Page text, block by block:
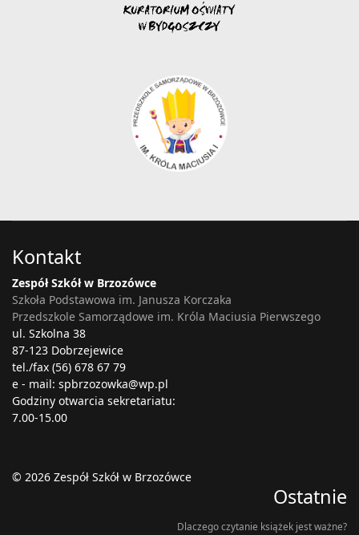
Kontakt
Zespół Szkół w Brzozówce
Szkoła Podstawowa im. Janusza Korczaka
Przedszkole Samorządowe im. Króla Maciusia Pierwszego
ul. Szkolna 38
87-123 Dobrzejewice
tel./fax (56) 678 67 79
e - mail: spbrzozowka@wp.pl
Godziny otwarcia sekretariatu:
7.00-15.00
© 2026 Zespół Szkół w Brzozówce
Ostatnie
Dlaczego czytanie książek jest ważne?